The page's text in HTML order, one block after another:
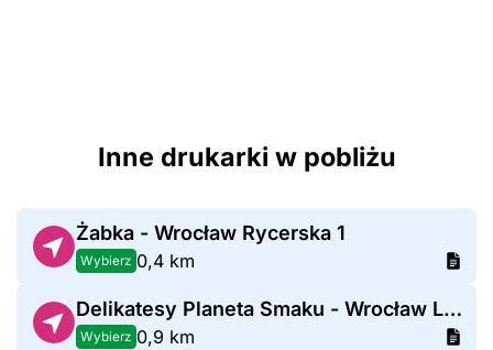
Inne drukarki w pobliżu
Żabka - Wrocław Rycerska 1
Wybierz 0,4 km
Delikatesy Planeta Smaku - Wrocław Litewska
Wybierz 0,9 km